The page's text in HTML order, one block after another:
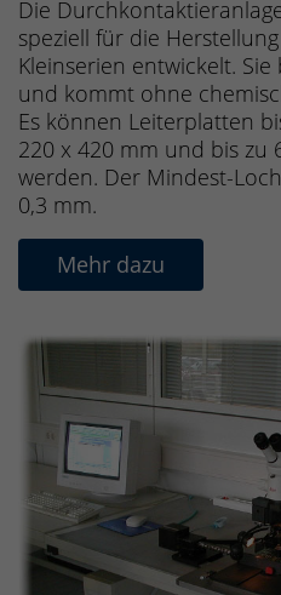
Die
speziell für die
Kleinserien entwickelt.
und kommt ohne
Es können Leiterplatten
220 x 420 mm und bis zu
werden. Der Mindest-
0,3 mm.
Mehr dazu